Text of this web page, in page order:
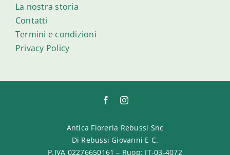
La nostra storia
Contatti
Termini e condizioni
Privacy Policy
Antica Fioreria Rebussi Snc
Di Rebussi Giovanni E C.
P.IVA 02276650161 – Ruop: IT-03-4072